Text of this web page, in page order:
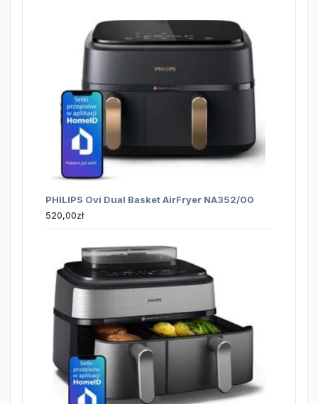
PHILIPS Ovi Dual Basket AirFryer NA352/00
520,00zł